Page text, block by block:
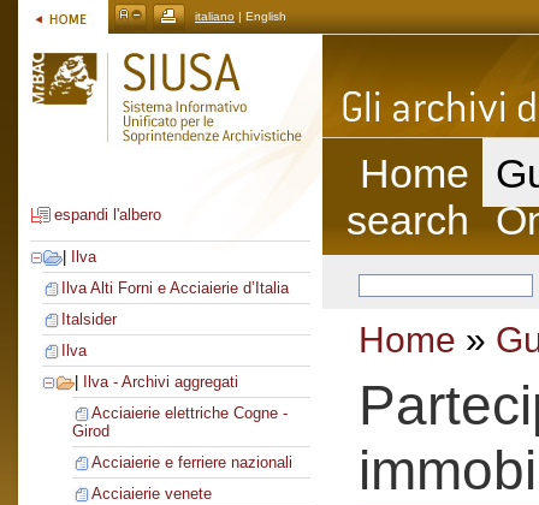
italiano | English
espandi l'albero
Ilva
Ilva Alti Forni e Acciaierie d’Italia
Italsider
Ilva
Ilva - Archivi aggregati
Acciaierie elettriche Cogne -
Girod
Acciaierie e ferriere nazionali
Acciaierie venete
Home
search
Home »